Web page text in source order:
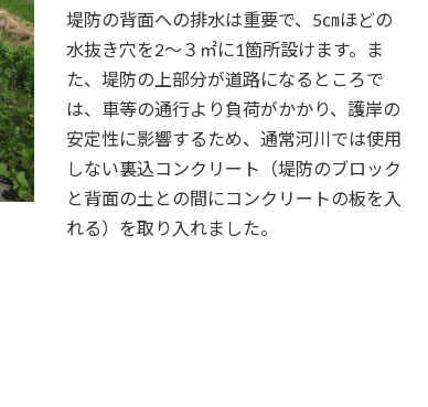
堤防の背面への排水は重要で、5㎝ほどの
水抜き穴を2～３㎡に1箇所設けます。ま
た、堤防の上部分が道路になるところで
は、車等の通行より負荷がかかり、護岸の
安定性に影響するため、通常河川では使用
しない裏込コンクリート（堤防のブロック
と背面の土との間にコンクリートの板を入
れる）を取り入れました。